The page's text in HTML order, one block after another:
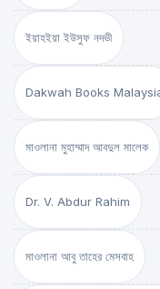
ইয়াহইয়া ইউসুফ নদভী
Dakwah Books
মাওলানা মুহাম্মাদ আবদুল মালেক
Dr. V. Abdur Rahim
মাওলানা আবু তাহের মেসবাহ